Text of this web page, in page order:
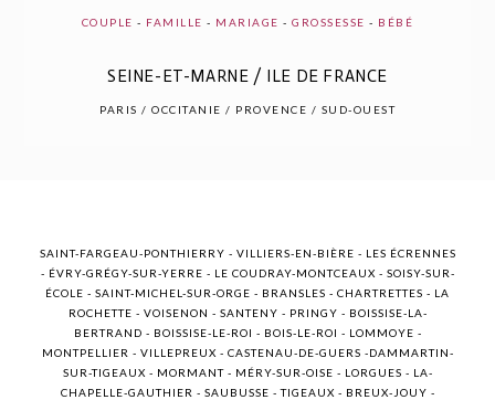
POST COMMENT
COUPLE - FAMILLE - MARIAGE -GROSSESSE - BÉBÉ
SEINE-ET-MARNE / ILE DE FRANCE
PARIS / OCCITANIE / PROVENCE / SUD-OUEST
SAINT-FARGEAU-PONTHIERRY - VILLIERS-EN-BIÈRE - LES ÉCRENNES
- ÉVRY-GRÉGY-SUR-YERRE - LE COUDRAY-MONTCEAUX - SOISY-SUR-
ÉCOLE - SAINT-MICHEL-SUR-ORGE - BRANSLES - CHARTRETTES - LA
ROCHETTE - VOISENON - SANTENY - PRINGY - BOISSISE-LA-
BERTRAND - BOISSISE-LE-ROI - BOIS-LE-ROI - LOMMOYE -
MONTPELLIER - VILLEPREUX - CASTENAU-DE-GUERS -DAMMARTIN-
SUR-TIGEAUX - MORMANT - MÉRY-SUR-OISE - LORGUES - LA-
CHAPELLE-GAUTHIER - SAUBUSSE - TIGEAUX - BREUX-JOUY -